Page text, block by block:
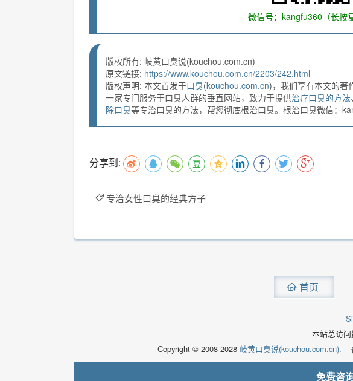
微信号：kangfu360（长按
版权所有: 岐黄口臭说(kouchou.com.cn)
原文链接: https://www.kouchou.com.cn/2203/242.html
版权声明: 本文首发于口臭(kouchou.com.cn)，我们享有本文的著
一家专门服务于口臭人群的垂直网站，致力于提供治疗口臭的方法、
除口臭等专治口臭的方法，帮您彻底根治口臭。根治口臭微信：
分享到:
专治女性口臭的经典方子
首页
本站总访问
Copyright © 2008-2028 岐黄口臭说(kouchou.com.cn).
免费咨